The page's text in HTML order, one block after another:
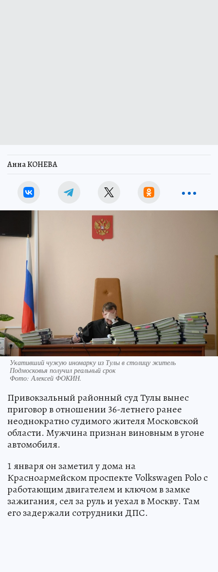
Анна КОНЕВА
Укативший чужую иномарку из Тулы в столицу житель
Подмосковья получил реальный срок
Фото:Алексей ФОКИН.
Привокзальный районный суд Тулы вынес
приговор в отношении 36-летнего ранее
неоднократно судимого жителя Московской
области. Мужчина признан виновным в угоне
автомобиля.
1 января он заметил у дома на
Красноармейском проспекте Volkswagen Polo с
работающим двигателем и ключом в замке
зажигания, сел за руль и уехал в Москву. Там
его задержали сотрудники ДПС.